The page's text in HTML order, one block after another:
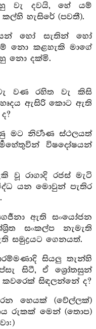
වැ දවයි, හේ යම්
හැසිරේ (පවතී).
හෝ සැතින් හෝ
නො කළහැකි මාගේ
නො දක්මි.
වණ රහිත වැ කිසි
ඇසිරි කොට ඇති
මට නිර්‍වාණ ස්ථලයත්
විෂදෝෂයන්
වූ රාගාදි රජස් මැටි
යන මොවුන් පැතිර
ඇති සංයෝජන
සංකල්ප නැමැති
සමුද්‍රයට ගෙනයත්.
සියලු තැන්හි
සිටී, ඒ ශ්‍රෝතසුන්
සිඳලන්නේ ද?
හෙයක් (වේල්ලක්)
රුකක් මෙන් (තොප)